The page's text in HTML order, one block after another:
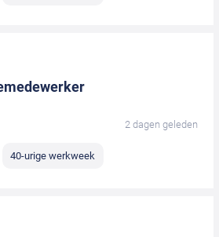
2 dagen geleden
40-urige werkweek